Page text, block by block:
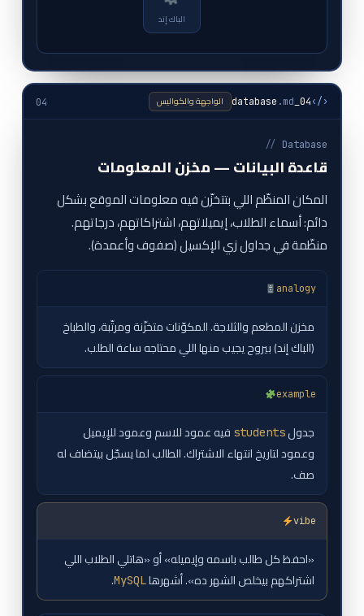
الباك إند
‹/›
04_database
.md الواجهة والكواليس 04
// Database
قاعدة البيانات — مخزن المعلومات
المكان المنظّم اللي بتتخزّن فيه معلومات الموقع بشكل
دائم: أسماء الطلاب، إيميلاتهم، اشتراكاتهم، درجاتهم.
منظّمة في جداول زي الإكسيل (صفوف وأعمدة).
analogy
مخزن المطعم والثلاجة. المكوّنات متخزّنة ومرتّبة، والطباخ
(الباك إند) بيروح يجيب منها اللي محتاجه ساعة الطلب.
example
جدول students فيه عمود للاسم وعمود للإيميل
وعمود لتاريخ انتهاء الاشتراك. الطالب لما يسجّل بيتضاف له
صف.
vibe
«احفظ كل طالب باسمه وإيميله» أو «هاتلي الطلاب اللي
اشتراكهم بيخلص الشهر ده». أشهرهاMySQL
.